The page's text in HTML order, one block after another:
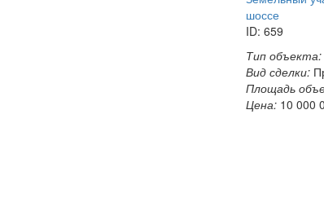
шоссе
ID: 659
Тип объекта:
Вид сделки:
Площадь
Цена: 10 000